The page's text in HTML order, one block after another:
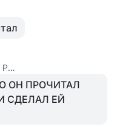
Вадим Козлов-Член Сп И Сж России.будут Вопросы -Звоните 8 926 571 18 95
ОН ПРОЧИТАЛ
СДЕЛАЛ ЕЙ